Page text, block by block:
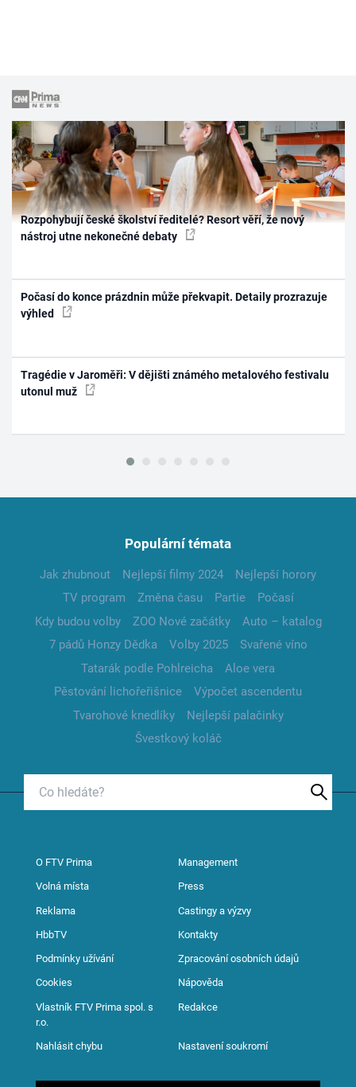
Rozpohybují české školství ředitelé? Resort věří, že nový
nástroj utne nekonečné debaty
Počasí do konce prázdnin může překvapit. Detaily prozrazuje
výhled
Tragédie v Jaroměři: V dějišti známého metalového festivalu
utonul muž
Populární témata
Jak zhubnout Nejlepší filmy 2024
Nejlepší horory
TV program
Změna času Partie
Počasí
Kdy budou volby
ZOO Nové začátky
Auto – katalog
7 pádů Honzy Dědka
Volby 2025
Svařené víno
Tatarák podle Pohlreicha
Aloe vera
Pěstování lichořeřišnice
Výpočet ascendentu
Tvarohové knedlíky
Nejlepší palačinky
Švestkový koláč
O FTV Prima Management
Volná místa Press
Reklama Castingy a výzvy
HbbTV Kontakty
Podmínky užívání Zpracování osobních údajů
Cookies Nápověda
Vlastník FTV Prima spol. s
r.o.
Redakce
Nahlásit chybu Nastavení soukromí